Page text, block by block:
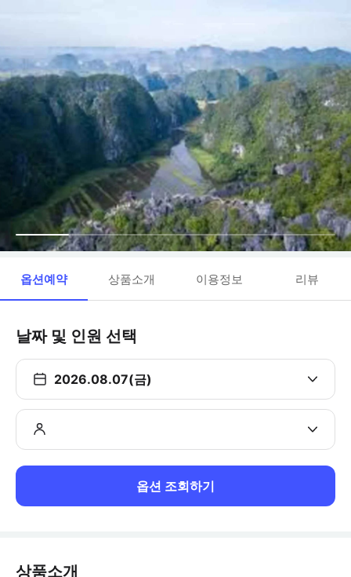
옵션예약 상품소개 이용정보 리뷰
날짜 및 인원 선택
2026.08.07(금)
옵션 조회하기
상품소개